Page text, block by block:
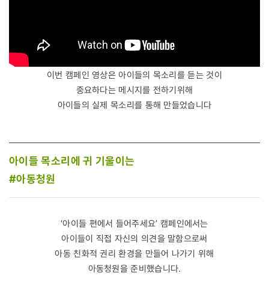
이번 캠페인 영상은 아이들의 목소리를 듣는 것이
중요하다는 메시지를 전하기위해
아이들의 실제 목소리를 통해 만들었습니다
아이들 목소리에 귀 기울이는
#아동청원
‘아이들 편에서 들어주세요’ 캠페인에서는
아이들이 직접 자신의 의견을 말함으로써
아동 친화적 권리 환경을 만들어 나가기 위해
아동청원을 준비했습니다.